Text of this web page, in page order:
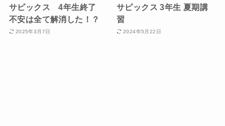
サピックス 4年生終了
不安は全て解消した！？
2025年3月7日
サピックス 3年生 夏期講
習
2024年5月22日